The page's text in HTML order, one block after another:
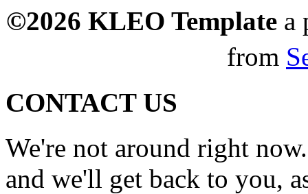
©2026 KLEO Template a
from
CONTACT US
We're not around right
and we'll get back to you,